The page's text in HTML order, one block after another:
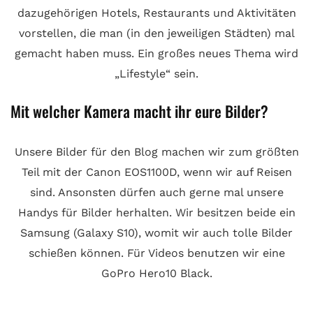
dazugehörigen Hotels, Restaurants und Aktivitäten
vorstellen, die man (in den jeweiligen Städten) mal
gemacht haben muss. Ein großes neues Thema wird
„Lifestyle“ sein.
Mit welcher Kamera macht ihr eure Bilder?
Unsere Bilder für den Blog machen wir zum größten
Teil mit der Canon EOS1100D, wenn wir auf Reisen
sind. Ansonsten dürfen auch gerne mal unsere
Handys für Bilder herhalten. Wir besitzen beide ein
Samsung (Galaxy S10), womit wir auch tolle Bilder
schießen können. Für Videos benutzen wir eine
GoPro Hero10 Black.